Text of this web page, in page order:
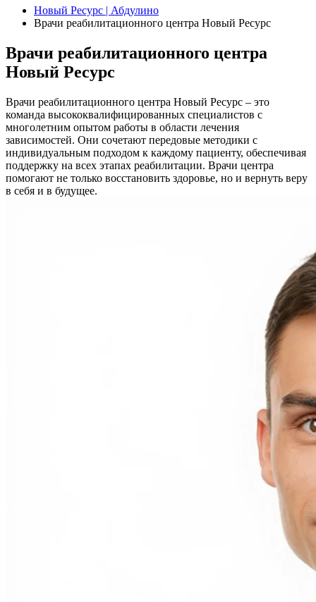
Новый Ресурс | Абдулино
Врачи реабилитационного центра Новый Ресурс
Врачи реабилитационного центра
Новый Ресурс
Врачи реабилитационного центра Новый Ресурс – это
команда высококвалифицированных специалистов с
многолетним опытом работы в области лечения
зависимостей. Они сочетают передовые методики с
индивидуальным подходом к каждому пациенту, обеспечивая
поддержку на всех этапах реабилитации. Врачи центра
помогают не только восстановить здоровье, но и вернуть веру
в себя и в будущее.